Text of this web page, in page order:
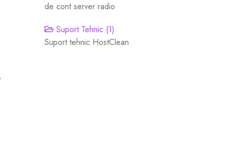
de cont server radio
Suport Tehnic (1)
Suport tehnic HostClean